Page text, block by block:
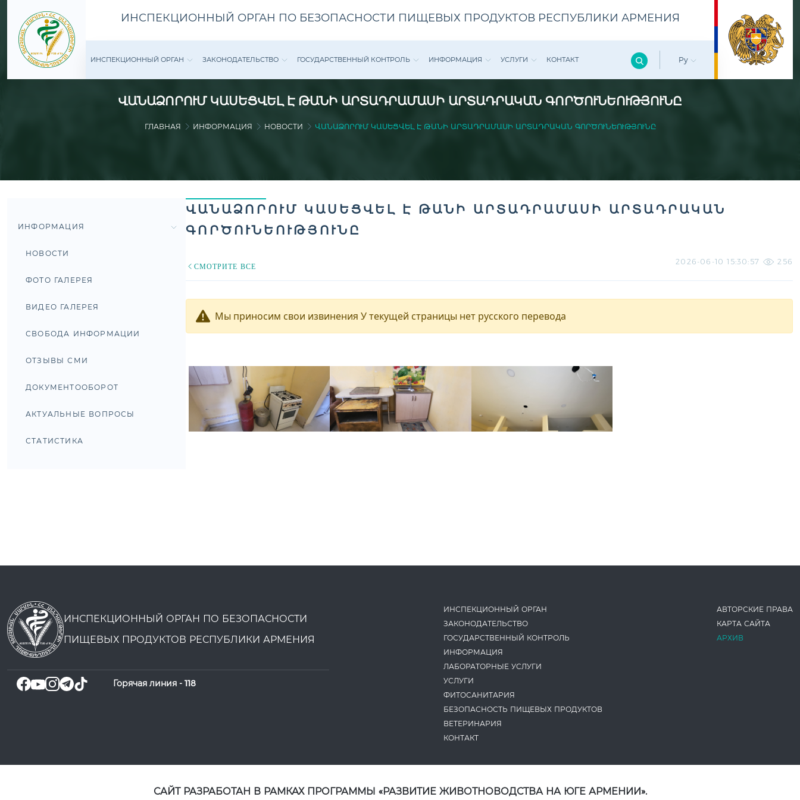
ИНСПЕКЦИОННЫЙ ОРГАН ПО БЕЗОПАСНОСТИ ПИЩЕВЫХ ПРОДУКТОВ РЕСПУБЛИКИ АРМЕНИЯ
ИНСПЕКЦИОННЫЙ ОРГАН ЗАКОНОДАТЕ­ЛЬСТВО ГОСУДАРСТВЕННЫЙ КОНТРОЛЬ ИНФОРМАЦИЯ УСЛУГИ КОНТАКТ Ру
ՎԱՆԱՁՈՐՈՒՄ ԿԱՍԵՑՎԵԼ Է ԹԱՆԻ ԱՐՏԱԴՐԱՄԱՍԻ ԱՐՏԱԴՐԱԿԱՆ ԳՈՐԾՈՒՆԵՈՒԹՅՈՒՆԸ
ГЛАВНАЯ ИНФОРМАЦИЯ НОВОСТИ ՎԱՆԱՁՈՐՈՒՄ ԿԱՍԵՑՎԵԼ Է ԹԱՆԻ ԱՐՏԱԴՐԱՄԱՍԻ ԱՐՏԱԴՐԱԿԱՆ ԳՈՐԾՈՒՆԵՈՒԹՅՈՒՆԸ
ИНФОРМАЦИЯ
НОВОСТИ
ФОТО ГАЛЕРЕЯ
ВИДЕО ГАЛЕРЕЯ
СВОБОДА ИНФОРМАЦИИ
ОТЗЫВЫ СМИ
ДОКУМЕНТООБОРОТ
АКТУАЛЬНЫЕ ВОПРОСЫ
СТАТИСТИКА
ՎԱՆԱՁՈՐՈՒՄ ԿԱՍԵՑՎԵԼ Է ԹԱՆԻ ԱՐՏԱԴՐԱՄԱՍԻ ԱՐՏԱԴՐԱԿԱՆ
ԳՈՐԾՈՒՆԵՈՒԹՅՈՒՆԸ
СМОТРИТЕ ВСЕ
2026-06-10 15:30:57 256
Мы приносим свои извинения У текущей страницы нет русского перевода
ИНСПЕКЦИОННЫЙ ОРГАН ПО БЕЗОПАСНОСТИ
ПИЩЕВЫХ ПРОДУКТОВ РЕСПУБЛИКИ АРМЕНИЯ
Горячая линия - 118
ИНСПЕКЦИОННЫЙ ОРГАН
ЗАКОНОДАТЕ­ЛЬСТВО
ГОСУДАРСТВЕННЫЙ КОНТРОЛЬ
ИНФОРМАЦИЯ
ЛАБОРАТОРНЫЕ УСЛУГИ
УСЛУГИ
ФИТОСАНИТАРИЯ
БЕЗОПАСНОСТЬ ПИЩЕВЫХ ПРОДУКТОВ
ВЕТЕРИНАРИЯ
КОНТАКТ
АВТОРСКИЕ ПРАВА
КАРТА САЙТА
АРХИВ
САЙТ РАЗРАБОТАН В РАМКАХ ПРОГРАММЫ «РАЗВИТИЕ ЖИВОТНОВОДСТВА НА ЮГЕ АРМЕНИИ».